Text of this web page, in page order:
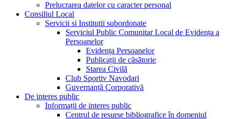
Prelucrarea datelor cu caracter personal
Consiliul Local
Servicii si Institutii subordonate
Serviciul Public Comunitar Local de Evidența a
Persoanelor
Evidența Persoanelor
Publicații de căsătorie
Starea Civilă
Club Sportiv Navodari
Guvernanță Corporativă
De interes public
Informații de interes public
Centrul de resurse bibliografice în domeniul